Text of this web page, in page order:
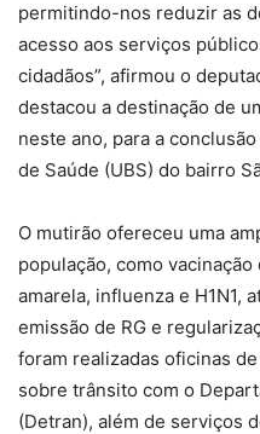
permitindo-nos reduzir as
acesso aos serviços
cidadãos”, afirmou o
destacou a destinação de
neste ano, para a
de Saúde (UBS) do bairro
O mutirão ofereceu uma
população, como
amarela, influenza e H1N1,
emissão de RG e
foram realizadas oficinas
sobre trânsito com o
(Detran), além de serviços